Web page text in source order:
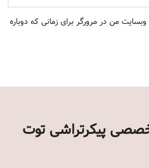
وبسایت من در مرورگر برای زمانی که دوباره
پیکرتراشی توت